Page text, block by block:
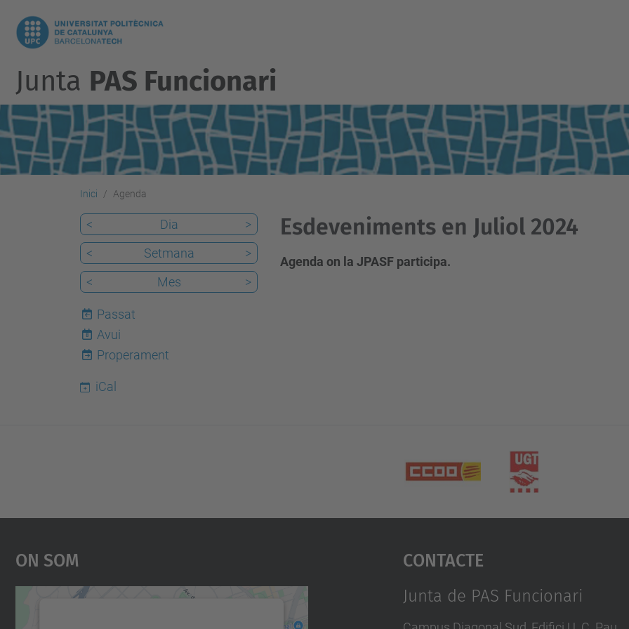
Junta PAS Funcionari
Inici Agenda
Esdeveniments en Juliol 2024
Agenda on la JPASF participa.
< Dia
>
<
Setmana
>
<
Mes >
Passat
8
Avui
Properament
iCal
On Som Contacte
Junta de PAS Funcionari